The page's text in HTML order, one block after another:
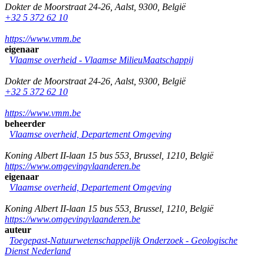
Dokter de Moorstraat 24-26 Aalst, 9300 België
+32 5 372 62 10
https://www.vmm.be
eigenaar
Vlaamse overheid - Vlaamse MilieuMaatschappij
Dokter de Moorstraat 24-26 Aalst, 9300 België
+32 5 372 62 10
https://www.vmm.be
beheerder
Vlaamse overheid, Departement Omgeving
Koning Albert II-laan 15 bus 553 Brussel 1210 België
https://www.omgevingvlaanderen.be
eigenaar
Vlaamse overheid, Departement Omgeving
Koning Albert II-laan 15 bus 553 Brussel 1210 België
https://www.omgevingvlaanderen.be
auteur
Toegepast-Natuurwetenschappelijk Onderzoek - Geologische
Dienst Nederland